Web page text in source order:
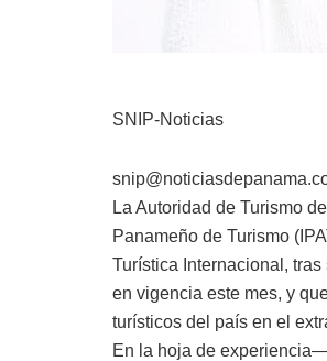
SNIP-Noticias
La Autoridad de Turismo
Panameño de Turismo
Turística Internacional,
en vigencia este mes, y
turísticos del país en el
En la hoja de